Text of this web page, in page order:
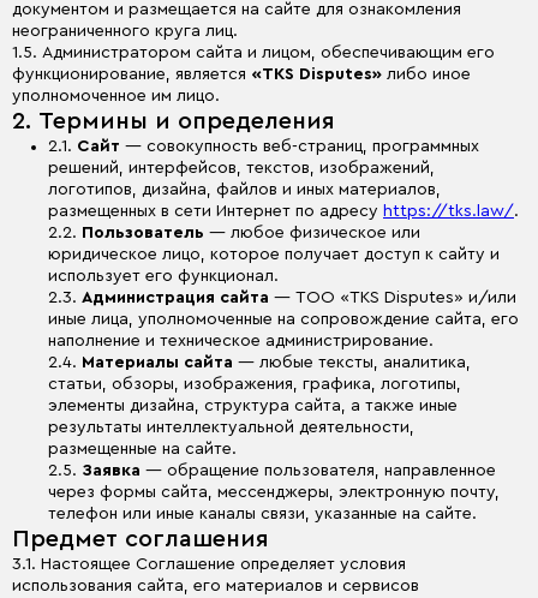
документом и размещается на сайте для ознакомления
неограниченного круга лиц.
1.5. Администратором сайта и лицом, обеспечивающим его
функционирование, является «TKS Disputes» либо иное
уполномоченное им лицо.
2. Термины и определения
2.1. Сайт — совокупность веб-страниц, программных
решений, интерфейсов, текстов, изображений,
логотипов, дизайна, файлов и иных материалов,
размещенных в сети Интернет по адресу https://tks.law/.
2.2. Пользователь — любое физическое или
юридическое лицо, которое получает доступ к сайту и
использует его функционал.
2.3. Администрация сайта — ТОО «TKS Disputes» и/или
иные лица, уполномоченные на сопровождение сайта, его
наполнение и техническое администрирование.
2.4. Материалы сайта — любые тексты, аналитика,
статьи, обзоры, изображения, графика, логотипы,
элементы дизайна, структура сайта, а также иные
результаты интеллектуальной деятельности,
размещенные на сайте.
2.5. Заявка — обращение пользователя, направленное
через формы сайта, мессенджеры, электронную почту,
телефон или иные каналы связи, указанные на сайте.
Предмет соглашения
3.1. Настоящее Соглашение определяет условия
использования сайта, его материалов и сервисов